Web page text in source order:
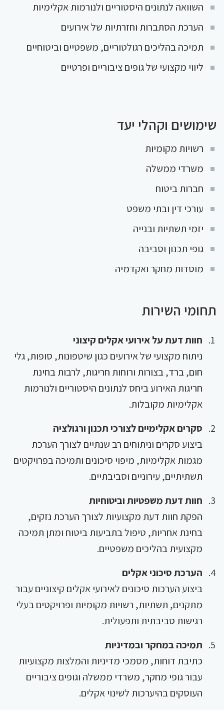
השוואה לנתונים היסטוריים ולנורמות אקלימיות
הערכת הסתברות וחזרתיות של אירועים
תמיכה בהליכים רגולטוריים, משפטיים וביטוחיים
ליווי מקצועי של גופים ציבוריים ופרטיים
שימושים וקהלי יעד
רשויות מקומיות
משרדי ממשלה
חברות ביטוח
עורכי דין ובתי משפט
יזמי תשתיות ובנייה
גופי תכנון וסביבה
מוסדות מחקר ואקדמיה
תחומי השירות
חוות דעת על אירועי אקלים קיצוני
ניתוח מקצועי של אירועים כגון שיטפונות, סופות, גלי
חום, ברד, בצורות ורוחות חריגות, לרבות בחינת
חריגות האירוע ביחס לנתונים היסטוריים ולנורמות
אקלימיות מקובלות.
סקרים אקלימיים לצורכי תכנון ורגולציה
ביצוע סקרים וניתוחים רב שנתיים לצורך הערכת
מגמות אקלימיות, מיפוי סיכונים ותמיכה בפרויקטים
תשתיתיים, עירוניים וסביבתיים.
חוות דעת משפטיות וביטוחיות
הפקת חוות דעת מקצועיות לצורך הערכת נזקים,
בחינת אחריות, טיפול בתביעות ביטוח ומתן תמיכה
מקצועית בהליכים משפטיים.
הערכת סיכוני אקלים
ביצוע הערכות סיכונים לאירועי אקלים קיצוניים עבור
מתקנים, תשתיות, רשויות מקומיות ופרויקטים בעלי
רגישות סביבתית ותפעולית.
תמיכה במחקר ובמדיניות
כתיבת דוחות, מסמכי מדיניות והמלצות מקצועיות
עבור גופי מחקר, משרדי ממשלה וגופים ציבוריים
העוסקים בהיערכות לשינוי אקלים.